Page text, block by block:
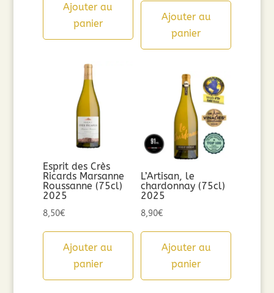
Ajouter au
panier
Ajouter au
panier
Esprit des Crès
Ricards Marsanne
Roussanne (75cl)
2025
8,50€
Ajouter au
panier
L’Artisan, le
chardonnay (75cl)
2025
8,90€
Ajouter au
panier